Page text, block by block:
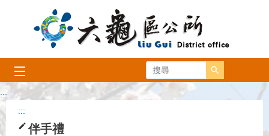
跳到主要內容區塊
搜尋
:::
:::
伴手禮